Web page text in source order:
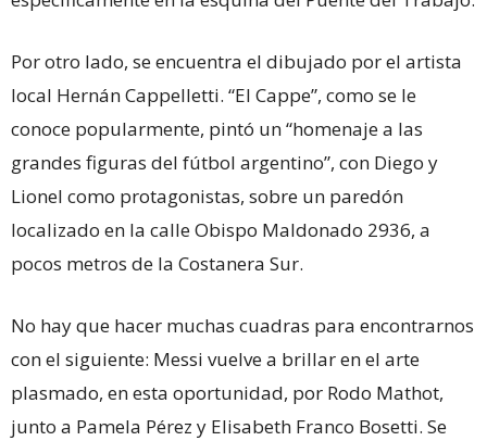
Por otro lado, se encuentra el dibujado por el artista
local Hernán Cappelletti. “El Cappe”, como se le
conoce popularmente, pintó un “homenaje a las
grandes figuras del fútbol argentino”, con Diego y
Lionel como protagonistas, sobre un paredón
localizado en la calle Obispo Maldonado 2936, a
pocos metros de la Costanera Sur.
No hay que hacer muchas cuadras para encontrarnos
con el siguiente: Messi vuelve a brillar en el arte
plasmado, en esta oportunidad, por Rodo Mathot,
junto a Pamela Pérez y Elisabeth Franco Bosetti. Se